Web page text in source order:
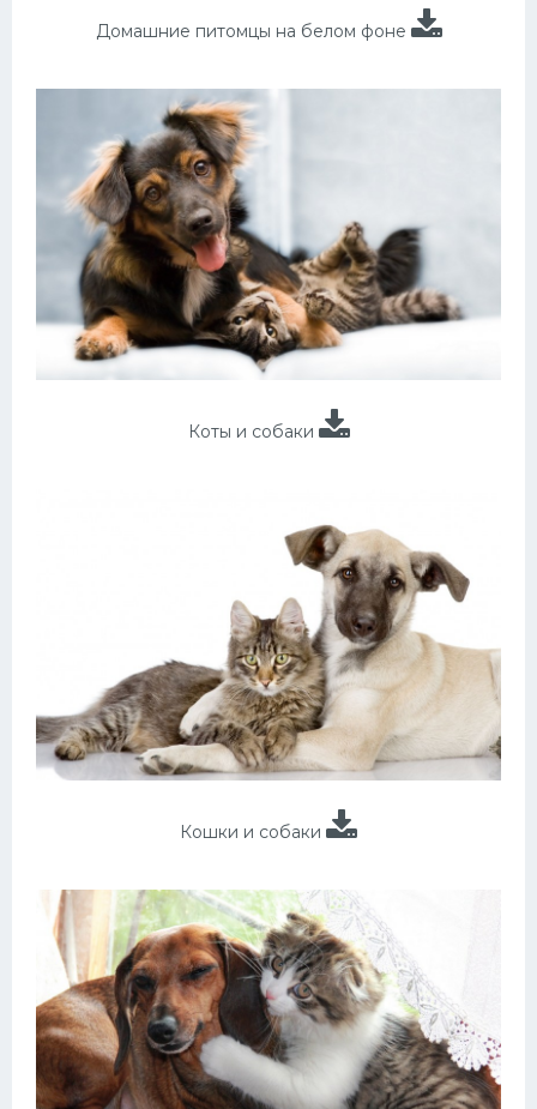
Домашние питомцы на белом фоне
Коты и собаки
Кошки и собаки